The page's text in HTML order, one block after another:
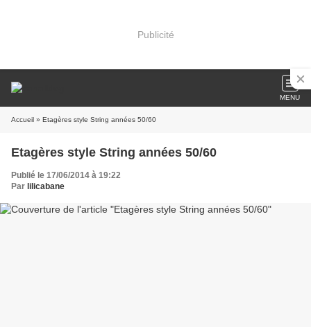
Publicité
MENU
Accueil » Etagères style String années 50/60
Etagères style String années 50/60
Publié le 17/06/2014 à 19:22
Par lilicabane